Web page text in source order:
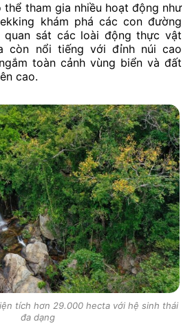
thể tham gia nhiều hoạt động như
khám phá các con đường
quan sát các loài động thực vật
còn nổi tiếng với đỉnh núi cao
toàn cảnh vùng biển và đất
cao.
tích hơn 29.000 hecta với hệ sinh thái
đa dạng